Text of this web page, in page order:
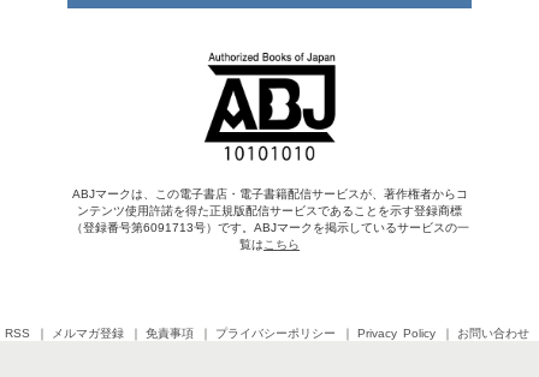
ABJマークは、この電子書店・電子書籍配信サービスが、著作権者からコ
ンテンツ使用許諾を得た正規版配信サービスであることを示す登録商標
（登録番号第6091713号）です。ABJマークを掲示しているサービスの一
覧は こちら
RSS メルマガ登録 免責事項 プライバシーポリシー Privacy Policy お問い合わせ